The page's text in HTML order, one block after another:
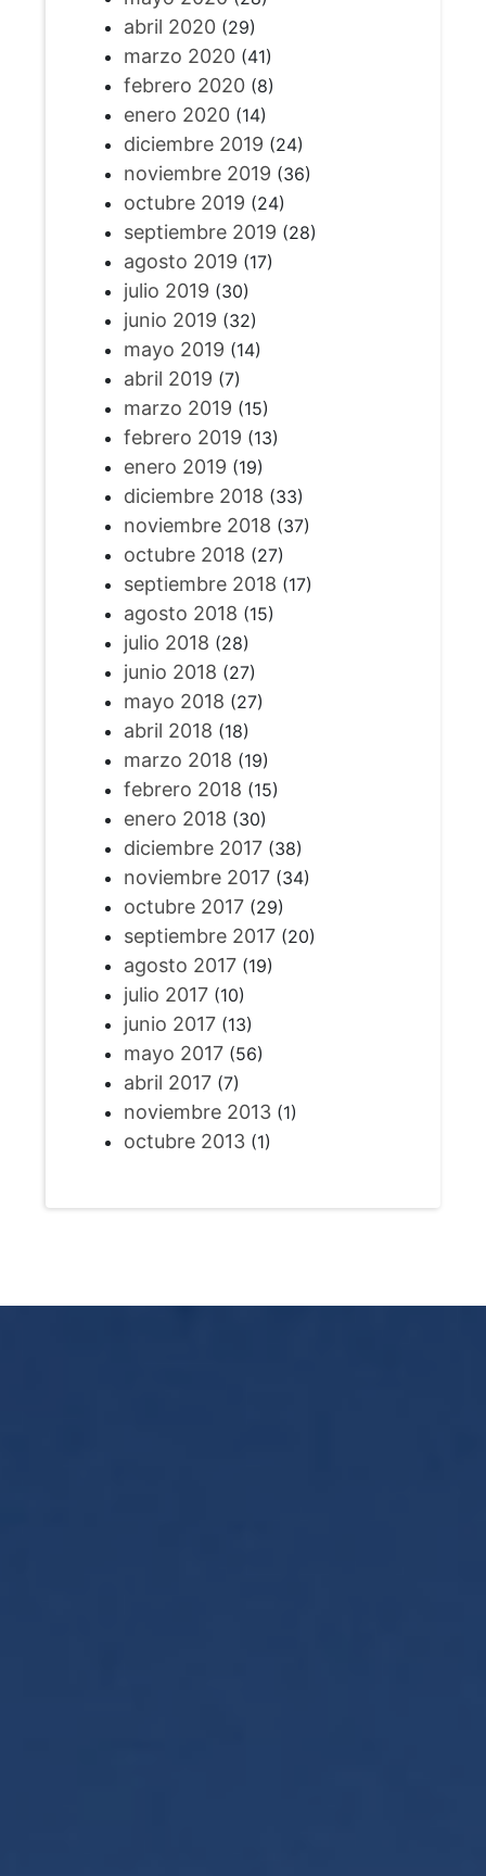
abril 2020(29)
marzo 2020(41)
febrero 2020(8)
enero 2020(14)
diciembre 2019 (24)
noviembre 2019 (36)
octubre 2019 (24)
septiembre 2019 (28)
agosto 2019 (17)
julio 2019 (30)
junio 2019 (32)
mayo 2019 (14)
abril 2019 (7)
marzo 2019 (15)
febrero 2019 (13)
enero 2019 (19)
diciembre 2018 (33)
noviembre 2018 (37)
octubre 2018 (27)
septiembre 2018 (17)
agosto 2018 (15)
julio 2018 (28)
junio 2018 (27)
mayo 2018 (27)
abril 2018 (18)
marzo 2018 (19)
febrero 2018 (15)
enero 2018 (30)
diciembre 2017(38)
noviembre 2017(34)
octubre 2017(29)
septiembre 2017(20)
agosto 2017(19)
julio 2017(10)
junio 2017(13)
mayo 2017(56)
abril 2017(7)
noviembre 2013(1)
octubre 2013(1)